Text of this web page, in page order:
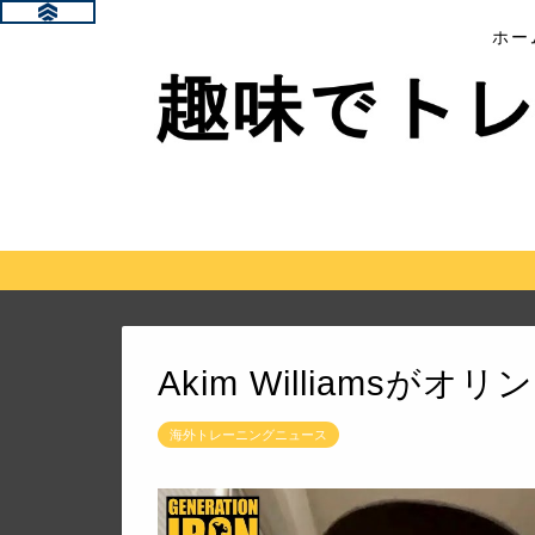
ホー
Akim Williamsがオリ
海外トレーニングニュース